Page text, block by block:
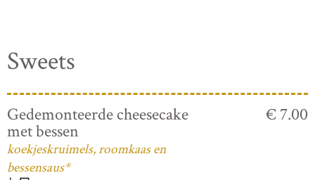
Sweets
Gedemonteerde cheesecake
met bessen
koekjeskruimels, roomkaas en
bessensaus*
€ 7.00